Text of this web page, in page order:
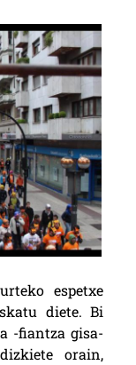
espetxe
diete. Bi
-fiantza gisa-
orain,